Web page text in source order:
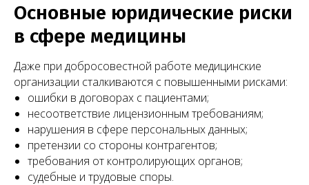
Основные юридические риски
в сфере медицины
Даже при добросовестной работе медицинские
организации сталкиваются с повышенными рисками:
ошибки в договорах с пациентами;
несоответствие лицензионным требованиям;
нарушения в сфере персональных данных;
претензии со стороны контрагентов;
требования от контролирующих органов;
судебные и трудовые споры.
Заказать звонок
Нам доверяют свой бизнес